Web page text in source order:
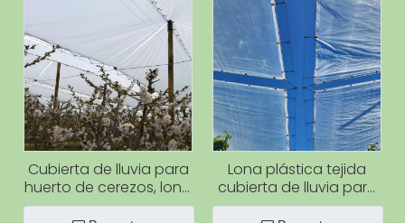
Cubierta de lluvia para
huerto de cerezos, lona
de PE, cubierta de tela
Lona plástica tejida
cubierta de lluvia para
huerto, resistente al